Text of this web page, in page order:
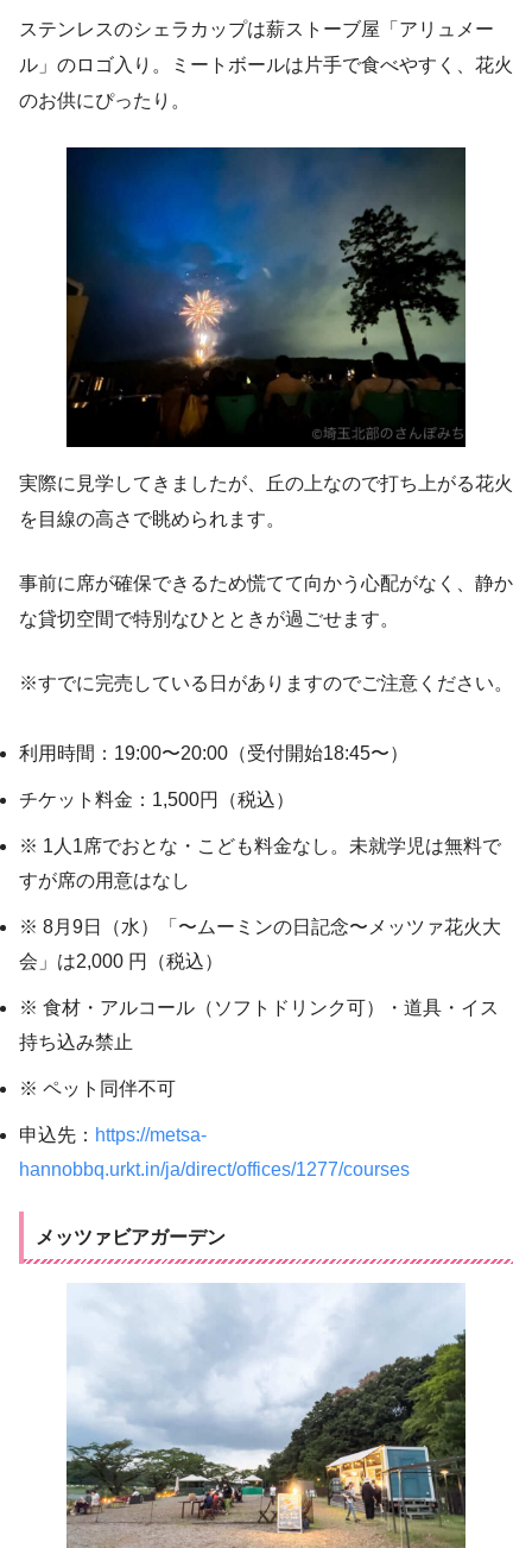
ステンレスのシェラカップは薪ストーブ屋「アリュメー
ル」のロゴ入り。ミートボールは片手で食べやすく、花火
のお供にぴったり。
実際に見学してきましたが、丘の上なので打ち上がる花火
を目線の高さで眺められます。
事前に席が確保できるため慌てて向かう心配がなく、静か
な貸切空間で特別なひとときが過ごせます。
※すでに完売している日がありますのでご注意ください。
利用時間：19:00〜20:00（受付開始18:45〜）
チケット料金：1,500円（税込）
※ 1人1席でおとな・こども料金なし。未就学児は無料で
すが席の用意はなし
※ 8月9日（水）「〜ムーミンの日記念〜メッツァ花火大
会」は2,000 円（税込）
※ 食材・アルコール（ソフトドリンク可）・道具・イス
持ち込み禁止
※ ペット同伴不可
申込先： https://metsa-
hannobbq.urkt.in/ja/direct/offices/1277/courses
メッツァビアガーデン